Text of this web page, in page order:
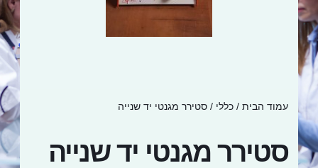
עמוד הבית / כללי / סטירר מגנטי יד שנייה
סטירר מגנטי יד שנייה